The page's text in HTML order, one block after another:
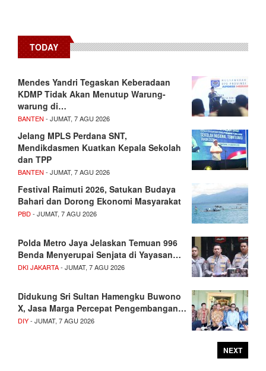
TODAY
Mendes Yandri Tegaskan Keberadaan
KDMP Tidak Akan Menutup Warung-
warung di…
BANTEN - JUMAT, 7 AGU 2026
Jelang MPLS Perdana SNT,
Mendikdasmen Kuatkan Kepala Sekolah
dan TPP
BANTEN - JUMAT, 7 AGU 2026
Festival Raimuti 2026, Satukan Budaya
Bahari dan Dorong Ekonomi Masyarakat
PBD- JUMAT, 7 AGU 2026
Polda Metro Jaya Jelaskan Temuan 996
Benda Menyerupai Senjata di Yayasan…
DKI JAKARTA- JUMAT, 7 AGU 2026
Didukung Sri Sultan Hamengku Buwono
X, Jasa Marga Percepat Pengembangan…
DIY- JUMAT, 7 AGU 2026
NEXT